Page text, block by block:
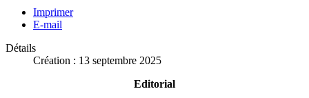
Imprimer
E-mail
Détails
Création : 13 septembre 2025
Editorial